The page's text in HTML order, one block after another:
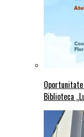
Biblioteca